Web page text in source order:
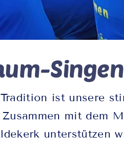
ist unsere
mit dem
unterstützen